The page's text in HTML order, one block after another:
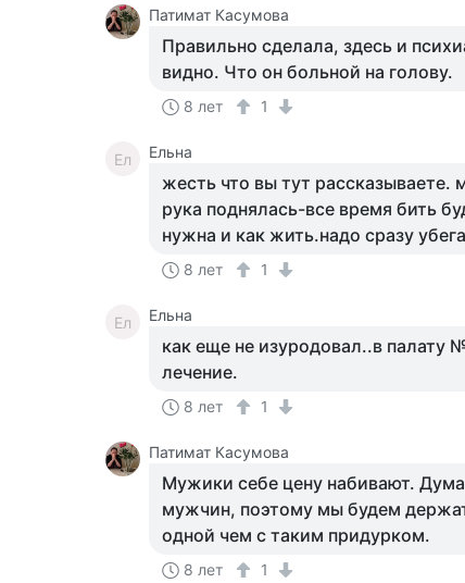
Патимат Касумова
Правильно сделала, здесь и
видно. Что он больной на голову.
8 лет 1
Ел Ельна
жесть что вы тут рассказываете.
рука поднялась-все время бить
нужна и как жить.надо сразу
8 лет 1
Ел Ельна
как еще не изуродовал..в палату
лечение.
8 лет 1
Патимат Касумова
Мужики себе цену набивают.
мужчин, поэтому мы будем
одной чем с таким придурком.
8 лет 1